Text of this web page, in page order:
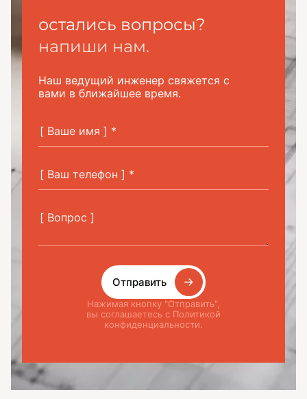
остались вопросы?
напиши нам.
Наш ведущий инженер свяжется с
вами в ближайшее время.
Отправить
Нажимая кнопку "Отправить",
вы соглашаетесь с Политикой
конфиденциальности.